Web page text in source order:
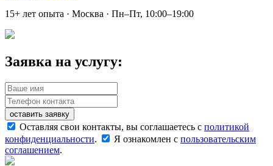
15+ лет опыта · Москва · Пн–Пт, 10:00–19:00
Заявка на услугу:
оставить заявку
Оставляя свои контакты, вы соглашаетесь с политикой
конфиденциальности. Я ознакомлен с пользовательским
соглашением.